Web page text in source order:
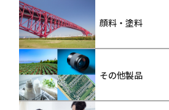
顔料・塗料
その他製品